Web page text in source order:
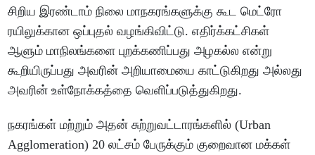
சிறிய இரண்டாம் நிலை மாநகரங்களுக்கு கூட மெட்ரோ
ரயிலுக்கான ஒப்புதல் வழங்கிவிட்டு. எதிர்க்கட்சிகள்
ஆளும் மாநிலங்களை புறக்கணிப்பது அழகல்ல என்று
கூறியிருப்பது அவரின் அறியாமையை காட்டுகிறது அல்லது
அவரின் உள்நோக்கத்தை வெளிப்படுத்துகிறது.
நகரங்கள் மற்றும் அதன் சுற்றுவட்டாரங்களில் (Urban
Agglomeration) 20 லட்சம் பேருக்கும் குறைவான மக்கள்